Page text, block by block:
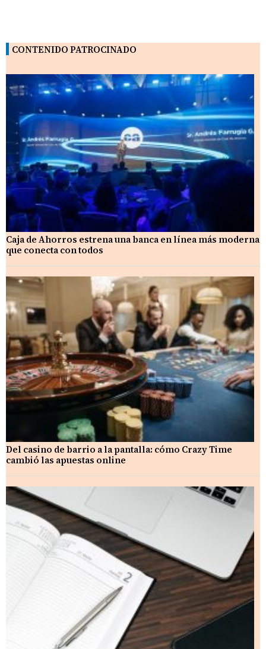
CONTENIDO PATROCINADO
Caja de Ahorros estrena una banca en línea más moderna
que conecta con todos
Del casino de barrio a la pantalla: cómo Crazy Time
cambió las apuestas online